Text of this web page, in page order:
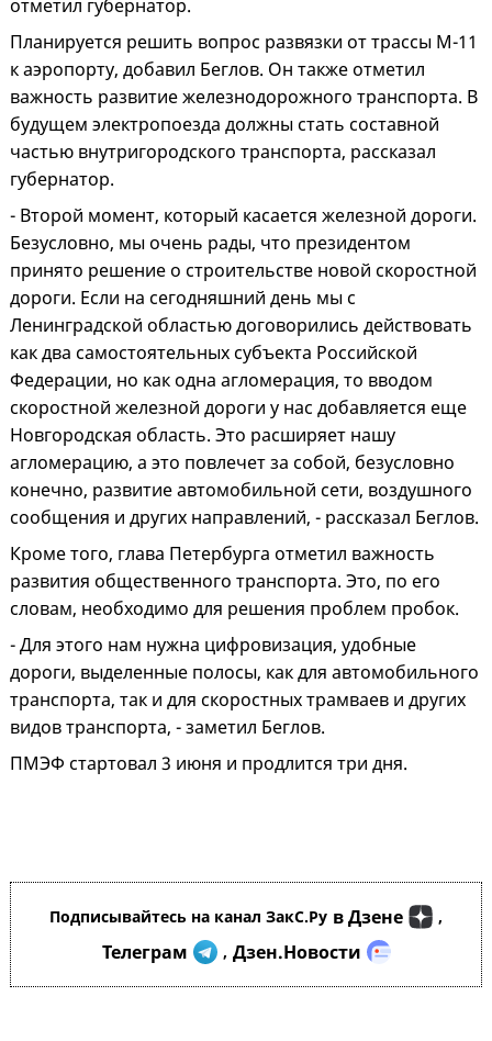
отметил губернатор.
Планируется решить вопрос развязки от трассы М-11
к аэропорту, добавил Беглов. Он также отметил
важность развитие железнодорожного транспорта. В
будущем электропоезда должны стать составной
частью внутригородского транспорта, рассказал
губернатор.
- Второй момент, который касается железной дороги.
Безусловно, мы очень рады, что президентом
принято решение о строительстве новой скоростной
дороги. Если на сегодняшний день мы с
Ленинградской областью договорились действовать
как два самостоятельных субъекта Российской
Федерации, но как одна агломерация, то вводом
скоростной железной дороги у нас добавляется еще
Новгородская область. Это расширяет нашу
агломерацию, а это повлечет за собой, безусловно
конечно, развитие автомобильной сети, воздушного
сообщения и других направлений, - рассказал Беглов.
Кроме того, глава Петербурга отметил важность
развития общественного транспорта. Это, по его
словам, необходимо для решения проблем пробок.
- Для этого нам нужна цифровизация, удобные
дороги, выделенные полосы, как для автомобильного
транспорта, так и для скоростных трамваев и других
видов транспорта, - заметил Беглов.
ПМЭФ стартовал 3 июня и продлится три дня.
Подписывайтесь на канал ЗакС.Ру в Дзене ,
Телеграм , Дзен.Новости